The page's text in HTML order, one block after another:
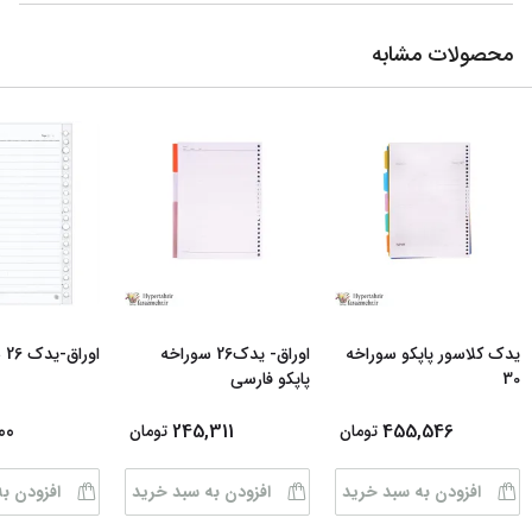
محصولات مشابه
یدک کلاسور پاپکو سوراخه
30
455,546 تومان
افزودن به سبد خرید
اوراق- یدک26 سوراخه
پاپکو فارسی
245,311 تومان
افزودن به سبد خرید
اوراق-یدک 26 سوراخه آزاد
افزودن